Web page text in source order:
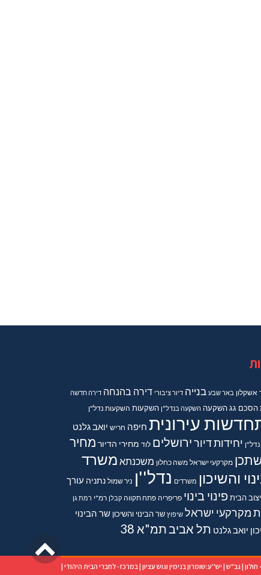
אשקלון באר שבע בנייה דיור ציבורי דירה בהנחה דירה חדשה
הסכם גגהשקעה השקעה בנדל"ן השקעות השקעות נדל"ן
עירונית חיפה חריש יואב גלנט
נדל"ן יחידות דיורירושלים לוד מחירי הדיור מחיר
מקרקעי ישראל משה כחלון משכנתא משרד
והשיכון משרדים נדל''ן ניר שמול נתניה עורך
הבית פינוי בינוי פריפריה פתח תקווה קבלן רמ"י רמת גן
מקרקעי ישראל שיפוץ שר הבינוי והשיכון שר הבינוי
יואב גלנט תל אביבתמ"א 38
|גב"ש | יש''ע:שומרון בנימין וגוש עציון |במרכז- לחברי הבית היהודי |